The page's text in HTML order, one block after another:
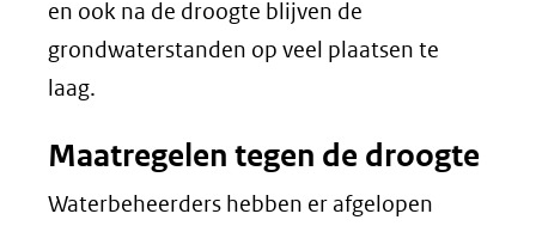
en ook na de droogte blijven de
grondwaterstanden op veel plaatsen te
laag.
Maatregelen tegen de droogte
Waterbeheerders hebben er afgelopen